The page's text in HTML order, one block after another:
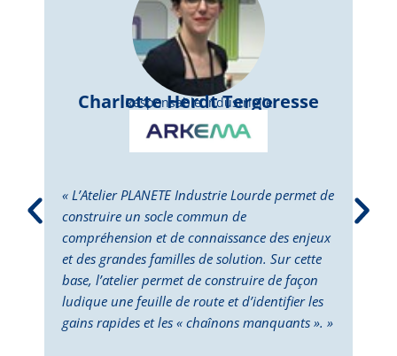
Charlotte Herdt Tergoresse
Responsable Industrielle
« L’Atelier PLANETE Industrie Lourde permet de
construire un socle commun de
compréhension et de connaissance des enjeux
et des grandes familles de solution. Sur cette
base, l’atelier permet de construire de façon
ludique une feuille de route et d’identifier les
gains rapides et les « chaînons manquants ». »